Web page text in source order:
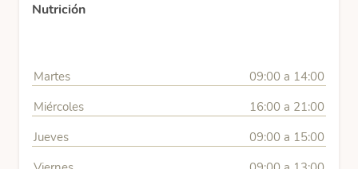
Nutrición
Martes
09:00 a 14:00
Miércoles
16:00 a 21:00
Jueves
09:00 a 15:00